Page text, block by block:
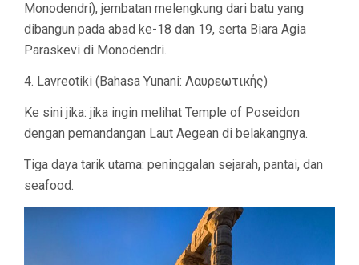
Monodendri), jembatan melengkung dari batu yang
dibangun pada abad ke-18 dan 19, serta Biara Agia
Paraskevi di Monodendri.
4. Lavreotiki (Bahasa Yunani: Λαυρεωτικής)
Ke sini jika: jika ingin melihat Temple of Poseidon
dengan pemandangan Laut Aegean di belakangnya.
Tiga daya tarik utama: peninggalan sejarah, pantai, dan
seafood.